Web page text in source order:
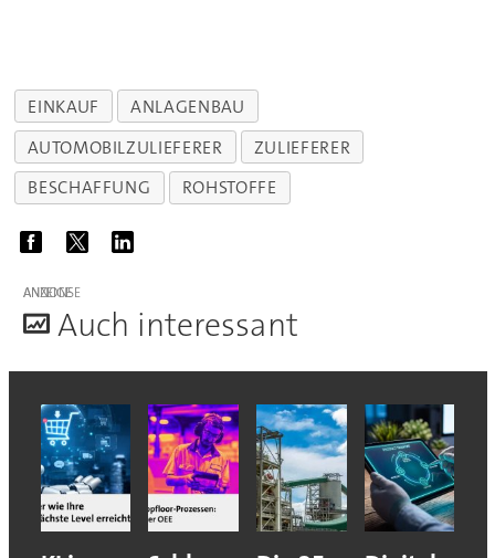
EINKAUF
ANLAGENBAU
AUTOMOBILZULIEFERER
ZULIEFERER
BESCHAFFUNG
ROHSTOFFE
ANZEIGE
Auch interessant